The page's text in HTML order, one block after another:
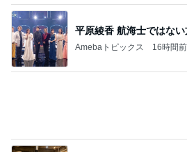
平原綾香 航海士ではな
Amebaトピックス 16時間前